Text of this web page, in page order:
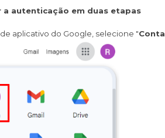
a autenticação em duas etapas
aplicativo do Google, selecione "Conta